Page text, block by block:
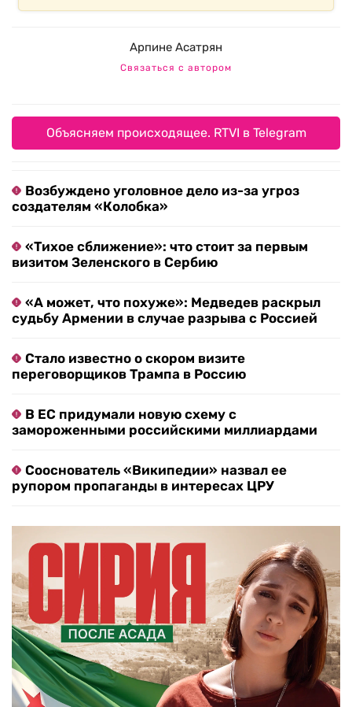
Арпине Асатрян
Связаться с автором
Объясняем происходящее. RTVI в Telegram
Возбуждено уголовное дело из-за угроз
создателям «Колобка»
«Тихое сближение»: что стоит за первым
визитом Зеленского в Сербию
«А может, что похуже»: Медведев раскрыл
судьбу Армении в случае разрыва с Россией
Стало известно о скором визите
переговорщиков Трампа в Россию
В ЕС придумали новую схему с
замороженными российскими миллиардами
Сооснователь «Википедии» назвал ее
рупором пропаганды в интересах ЦРУ